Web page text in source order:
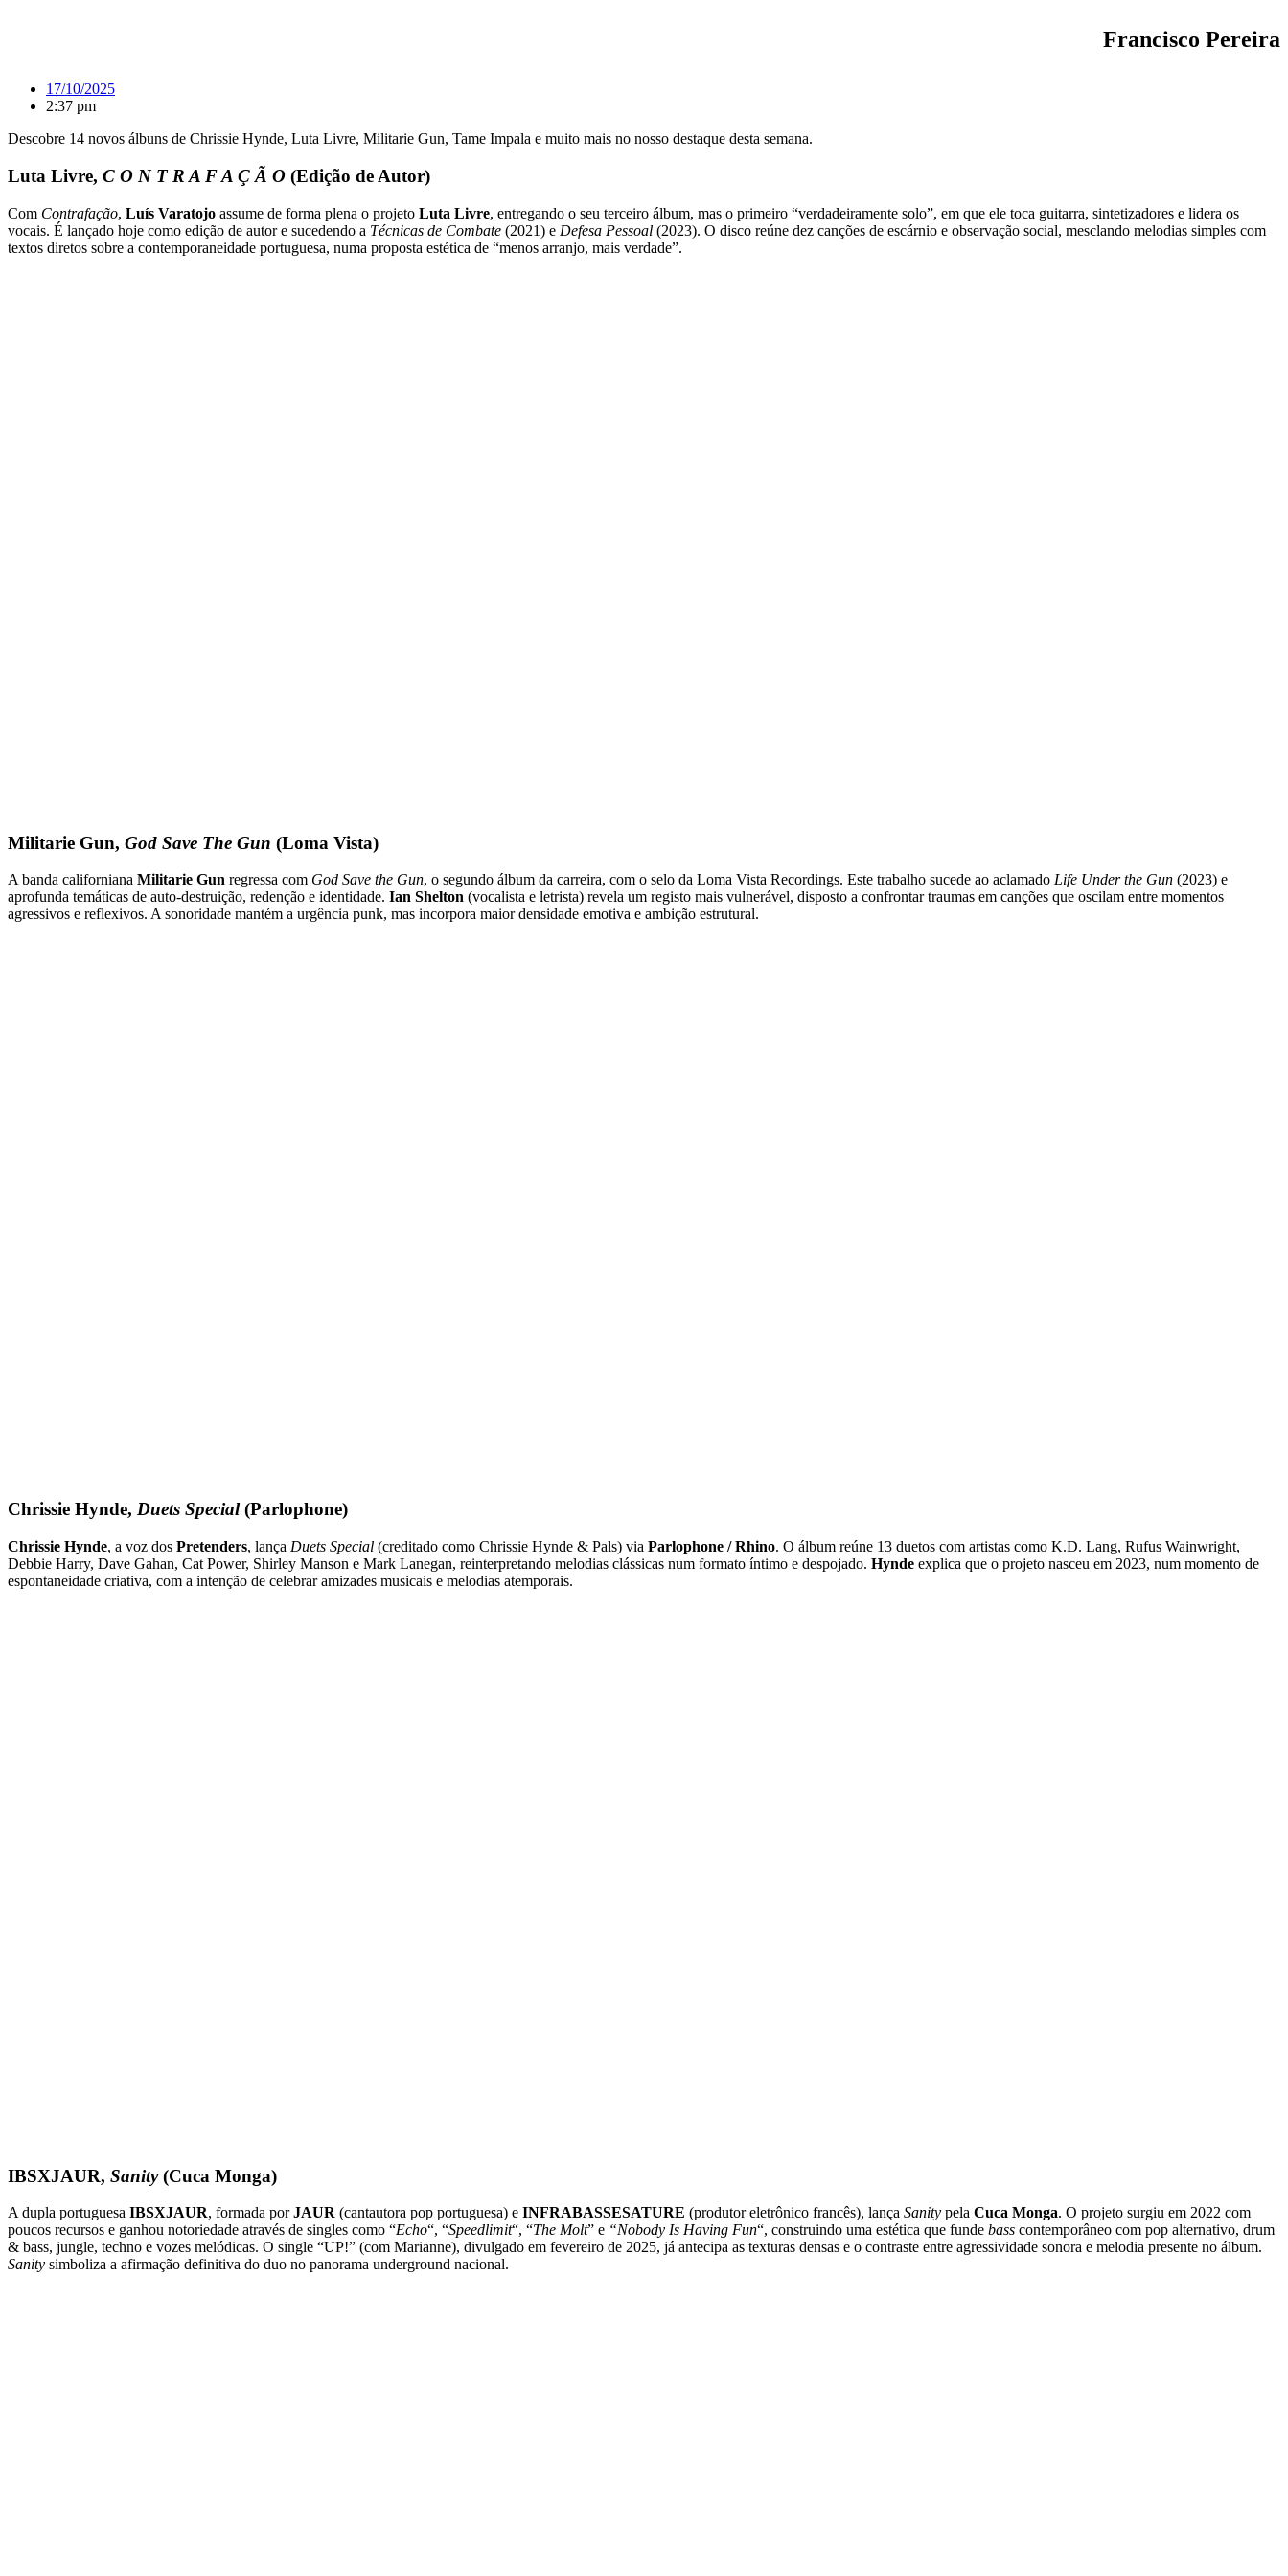
Francisco Pereira
17/10/2025
2:37 pm
Descobre 14 novos álbuns de Chrissie Hynde, Luta Livre, Militarie Gun, Tame Impala e muito mais no nosso destaque desta semana.
Luta Livre, C O N T R A F A Ç Ã O (Edição de Autor)
Com Contrafação, Luís Varatojo assume de forma plena o projeto Luta Livre, entregando o seu terceiro álbum, mas o primeiro “verdadeiramente solo”, em que ele toca guitarra, sintetizadores e lidera os
vocais. É lançado hoje como edição de autor e sucedendo a Técnicas de Combate (2021) e Defesa Pessoal (2023). O disco reúne dez canções de escárnio e observação social, mesclando melodias simples com
textos diretos sobre a contemporaneidade portuguesa, numa proposta estética de “menos arranjo, mais verdade”.
Militarie Gun, God Save The Gun (Loma Vista)
A banda californiana Militarie Gun regressa com God Save the Gun, o segundo álbum da carreira, com o selo da Loma Vista Recordings. Este trabalho sucede ao aclamado Life Under the Gun (2023) e
aprofunda temáticas de auto-destruição, redenção e identidade. Ian Shelton (vocalista e letrista) revela um registo mais vulnerável, disposto a confrontar traumas em canções que oscilam entre momentos
agressivos e reflexivos. A sonoridade mantém a urgência punk, mas incorpora maior densidade emotiva e ambição estrutural.
Chrissie Hynde, Duets Special(Parlophone)
Chrissie Hynde, a voz dos Pretenders, lança Duets Special (creditado como Chrissie Hynde & Pals) via Parlophone / Rhino. O álbum reúne 13 duetos com artistas como K.D. Lang, Rufus Wainwright,
Debbie Harry, Dave Gahan, Cat Power, Shirley Manson e Mark Lanegan, reinterpretando melodias clássicas num formato íntimo e despojado. Hynde explica que o projeto nasceu em 2023, num momento de
espontaneidade criativa, com a intenção de celebrar amizades musicais e melodias atemporais.
IBSXJAUR, Sanity(Cuca Monga)
A dupla portuguesa IBSXJAUR, formada porJAUR (cantautora pop portuguesa) e INFRABASSESATURE (produtor eletrônico francês), lança Sanity pela Cuca Monga. O projeto surgiu em 2022 com
poucos recursos e ganhou notoriedade através de singles como “Echo“, “Speedlimit“, “The Molt” e “Nobody Is Having Fun“, construindo uma estética que funde bass contemporâneo com pop alternativo, drum
& bass, jungle, techno e vozes melódicas. O single “UP!” (com Marianne), divulgado em fevereiro de 2025, já antecipa as texturas densas e o contraste entre agressividade sonora e melodia presente no álbum.
Sanity simboliza a afirmação definitiva do duo no panorama underground nacional.